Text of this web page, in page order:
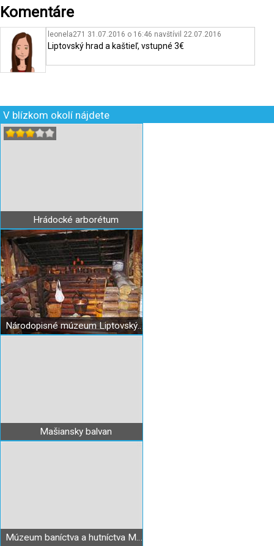
Komentáre
leonela271 31.07.2016 o 16:46 navštívil 22.07.2016
Liptovský hrad a kaštieľ, vstupné 3€
V blízkom okolí nájdete
Hrádocké arborétum
Národopisné múzeum Liptovský Hrádok
Mašiansky balvan
Múzeum baníctva a hutníctva Maša Liptovský Hrádok